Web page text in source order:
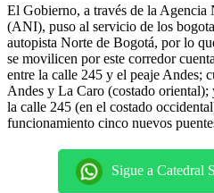
El Gobierno, a través de la Agencia
(ANI), puso al servicio de los
autopista Norte de Bogotá, por lo
se movilicen por este corredor
entre la calle 245 y el peaje Andes;
Andes y La Caro (costado
la calle 245 (en el costado
funcionamiento cinco nuevos
Sigue a Catedral